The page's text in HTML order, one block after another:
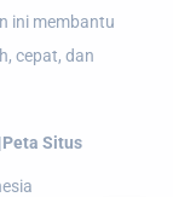
ini membantu
cepat, dan
|Peta Situs